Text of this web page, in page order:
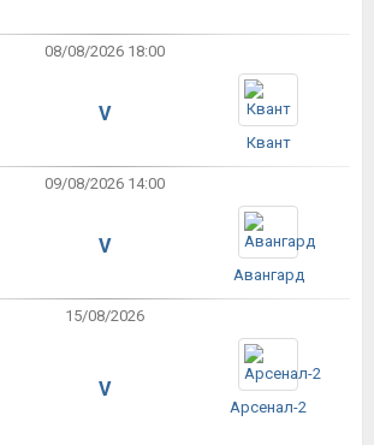
08/08/2026 18:00
V
Квант
09/08/2026 14:00
V
Авангард
15/08/2026
V
Арсенал-2